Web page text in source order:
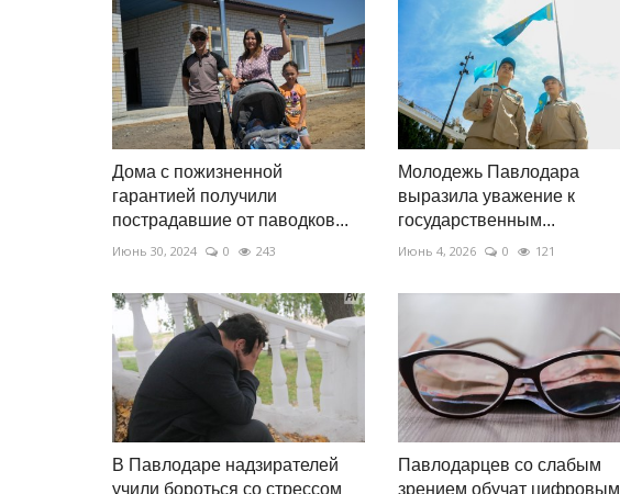
Дома с пожизненной
гарантией получили
пострадавшие от паводков...
Июнь 30, 2024 0 243
Молодежь Павлодара
выразила уважение к
государственным...
Июнь 4, 2026 0 121
В Павлодаре надзирателей
учили бороться со стрессом
Павлодарцев со слабым
зрением обучат цифровым